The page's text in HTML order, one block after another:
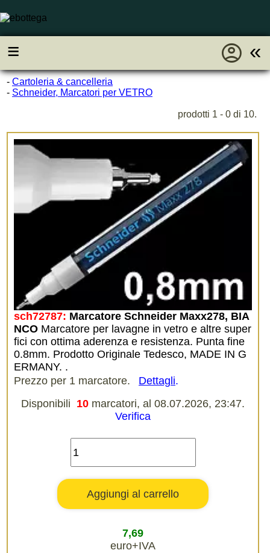
≡ «
account_circle
- Cartoleria & cancelleria
- Schneider, Marcatori per VETRO
prodotti 1 - 0 di 10.
sch72787: Marcatore Schneider Maxx278, BIA
NCO Marcatore per lavagne in vetro e altre super
fici con ottima aderenza e resistenza. Punta fine
0.8mm. Prodotto Originale Tedesco, MADE IN G
ERMANY. .
Prezzo per 1 marcatore.
Dettagli.
Disponibili 10 marcatori, al 08.07.2026, 23:47.
Verifica
7,69
euro+IVA